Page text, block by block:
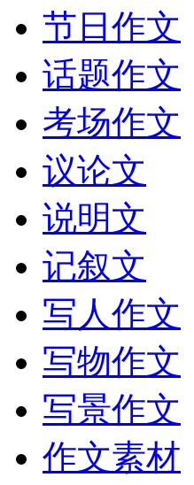
节日作文
话题作文
考场作文
议论文
说明文
记叙文
写人作文
写物作文
写景作文
作文素材